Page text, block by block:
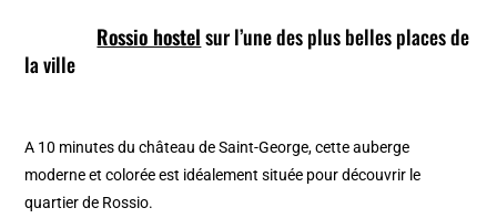
Rossio hostelsur l’une des plus belles places de
la ville
A 10 minutes du château de Saint-George, cette auberge
moderne et colorée est idéalement située pour découvrir le
quartier de Rossio.